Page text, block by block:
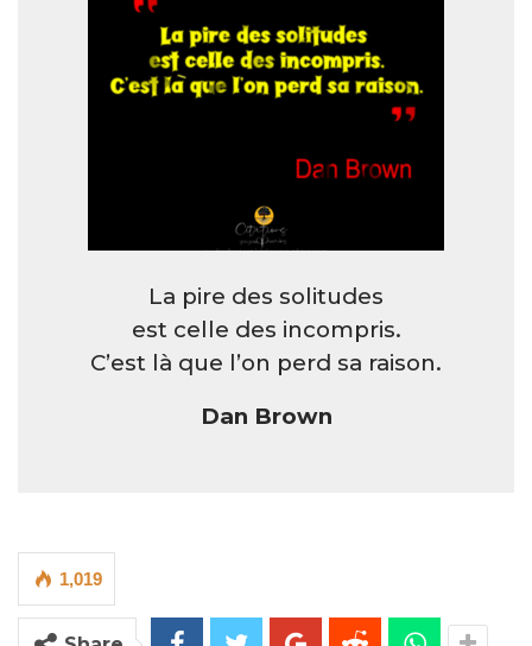
La pire des solitudes
est celle des incompris.
C’est là que l’on perd sa raison.
Dan Brown
1,019